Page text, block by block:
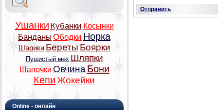
Ушанки Кубанки Косынки
Банданы Ободки Норка
Шарики Береты Боярки
Пушистый мех Шляпки
Шапочки ОвчинаБони
Кепи Жокейки
Online - онлайн
Отправить